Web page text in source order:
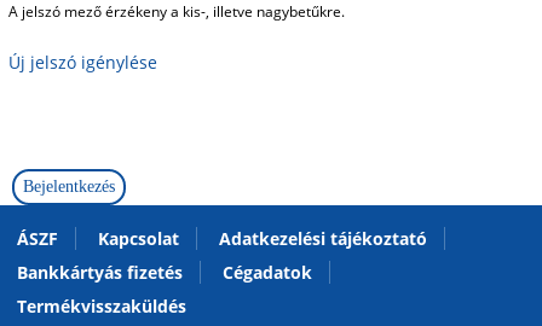
A jelszó mező érzékeny a kis-, illetve nagybetűkre.
Új jelszó igénylése
ÁSZF Kapcsolat
Adatkezelési tájékoztató
Bankkártyás fizetés
Cégadatok
Termékvisszaküldés